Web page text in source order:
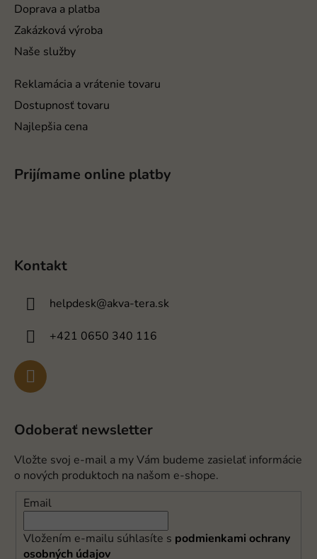
Doprava a platba
Zakázková výroba
Naše služby
Reklamácia a vrátenie tovaru
Dostupnosť tovaru
Najlepšia cena
Prijímame online platby
Kontakt
helpdesk@akva-tera.sk
+421 0650 340 116
Odoberať newsletter
Vložte svoj e-mail a my Vám budeme zasielať informácie
o nových produktoch na našom e-shope.
Email
Vložením e-mailu súhlasíte s podmienkami ochrany
osobných údajov